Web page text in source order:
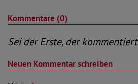
Kommentare (0)
Sei der Erste, der kommentiert
Neuen Kommentar schreiben